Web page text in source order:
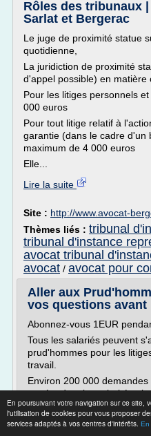
En poursuivant votre navigation sur ce site,
l'utilisation de cookies pour vous proposer
services adaptés à vos centres d'intérêts. En
Rôles des tribunaux
Sarlat et Bergerac
Le juge de proximité statue
quotidienne,
La juridiction de proximité
d'appel possible) en matière
Pour les litiges personnels
000 euros
Pour tout litige relatif à
garantie (dans le cadre d'un
maximum de 4 000 euros
Elle...
Lire la suite
Site : http://www.avocat-
Thèmes liés : tribunal
tribunal d'instance
avocat tribunal
avocat / avocat pour
Aller aux
vos questions avant
Abonnez-vous 1EUR
Tous les salariés peuvent
prud'hommes pour les
travail.
Environ 200 000
année, dont la majorité
travail.
Un seul chiffre : 70 % des